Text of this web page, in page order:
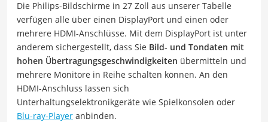
Die Philips-Bildschirme in 27 Zoll aus unserer Tabelle
verfügen alle über einen DisplayPort und einen oder
mehrere HDMI-Anschlüsse. Mit dem DisplayPort ist unter
anderem sichergestellt, dass Sie Bild- und Tondaten mit
hohen Übertragungsgeschwindigkeiten übermitteln und
mehrere Monitore in Reihe schalten können. An den
HDMI-Anschluss lassen sich
Unterhaltungselektronikgeräte wie Spielkonsolen oder
Blu-ray-Player anbinden.